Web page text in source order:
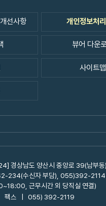
선사항 개인정보처
뷰어 다운
사이트맵
경상남도 양산시 중앙로 39(남부동)
234(수신자 부담), 055)392-2114
근무시간 외 당직실 연결)
팩스
055) 392-2119